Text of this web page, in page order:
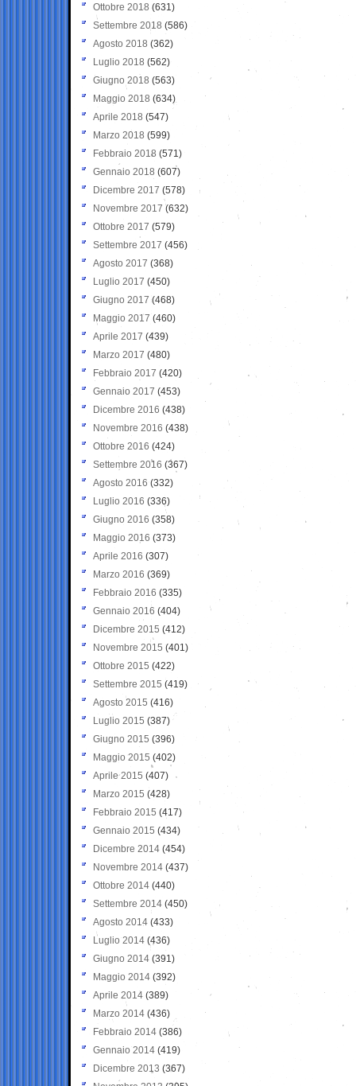
Ottobre 2018 (631)
Settembre 2018 (586)
Agosto 2018 (362)
Luglio 2018 (562)
Giugno 2018 (563)
Maggio 2018 (634)
Aprile 2018 (547)
Marzo 2018 (599)
Febbraio 2018 (571)
Gennaio 2018 (607)
Dicembre 2017 (578)
Novembre 2017 (632)
Ottobre 2017 (579)
Settembre 2017 (456)
Agosto 2017 (368)
Luglio 2017 (450)
Giugno 2017 (468)
Maggio 2017 (460)
Aprile 2017 (439)
Marzo 2017 (480)
Febbraio 2017 (420)
Gennaio 2017 (453)
Dicembre 2016 (438)
Novembre 2016 (438)
Ottobre 2016 (424)
Settembre 2016 (367)
Agosto 2016 (332)
Luglio 2016 (336)
Giugno 2016 (358)
Maggio 2016 (373)
Aprile 2016 (307)
Marzo 2016 (369)
Febbraio 2016 (335)
Gennaio 2016 (404)
Dicembre 2015 (412)
Novembre 2015 (401)
Ottobre 2015 (422)
Settembre 2015 (419)
Agosto 2015 (416)
Luglio 2015 (387)
Giugno 2015 (396)
Maggio 2015 (402)
Aprile 2015 (407)
Marzo 2015 (428)
Febbraio 2015 (417)
Gennaio 2015 (434)
Dicembre 2014 (454)
Novembre 2014 (437)
Ottobre 2014 (440)
Settembre 2014 (450)
Agosto 2014 (433)
Luglio 2014 (436)
Giugno 2014 (391)
Maggio 2014 (392)
Aprile 2014 (389)
Marzo 2014 (436)
Febbraio 2014 (386)
Gennaio 2014 (419)
Dicembre 2013 (367)